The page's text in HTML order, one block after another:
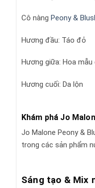
Cô nàng Peony &
Hương đầu: Táo đỏ
Hương giữa: Hoa
Hương cuối: Da lộn
Khám phá Jo
Jo Malone Peony &
trong các sản phẩm
Sáng tạo & Mix